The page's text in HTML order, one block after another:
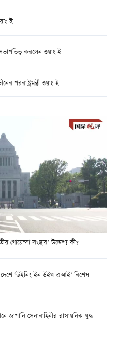
ই
করলেন ওয়াং ই
পররাষ্ট্রমন্ত্রী ওয়াং ই
গোয়েন্দা সংস্থার’ উদ্দেশ্য কী?
‘উইনিং ইন উইথ এআই’ বিশেষ
জাপানি সেনাবাহিনীর রাসায়নিক যুদ্ধ